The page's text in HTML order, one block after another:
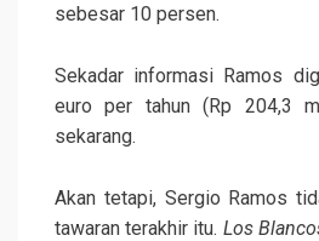
sebesar 10 persen.
Sekadar informasi Ramos
euro per tahun (Rp 204,3
sekarang.
Akan tetapi, Sergio Ramos
tawaran terakhir itu. Los